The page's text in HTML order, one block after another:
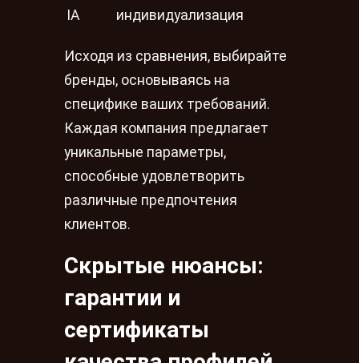
IA
индивидуализация
Исходя из сравнения, выбирайте
бренды, основываясь на
специфике ваших требований.
Каждая компания предлагает
уникальные параметры,
способные удовлетворить
различные предпочтения
клиентов.
Скрытые нюансы:
гарантии и
сертификаты